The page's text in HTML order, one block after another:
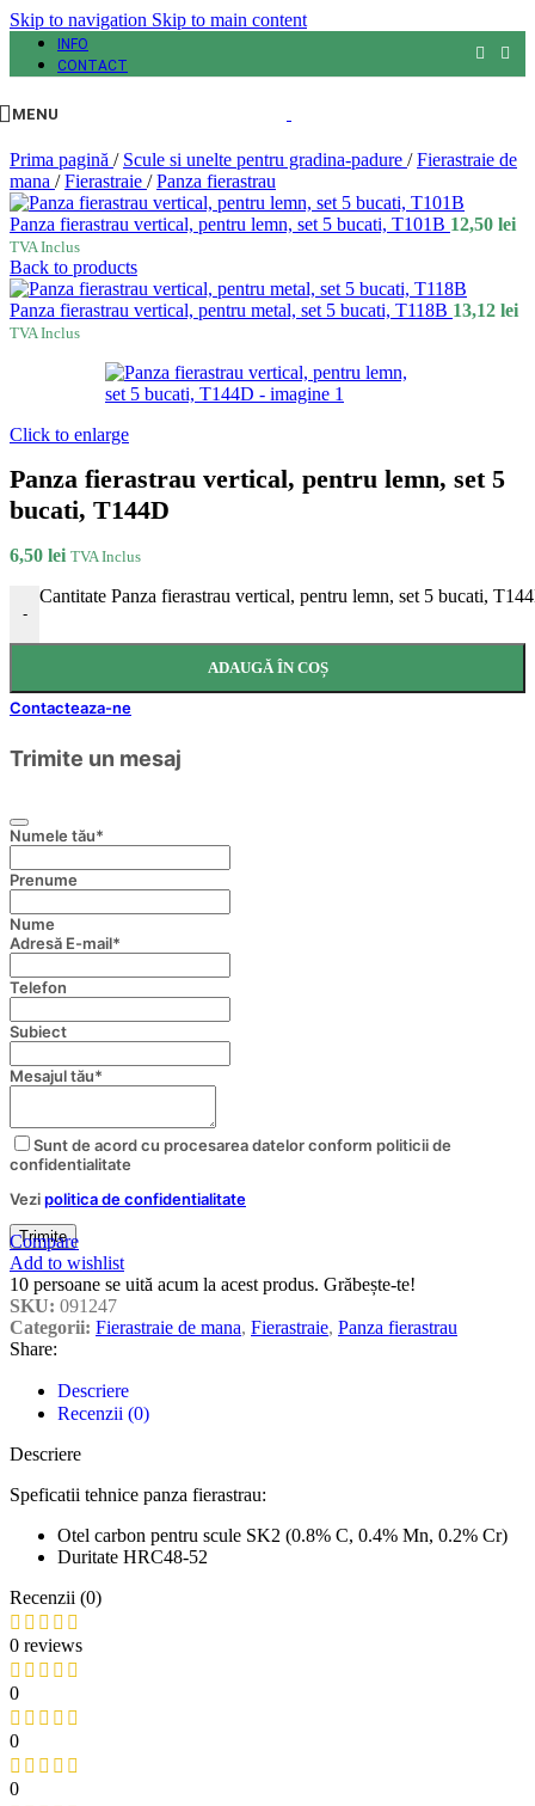
Skip to navigation Skip to main content
INFO
CONTACT
MENU
Prima pagină / Scule si unelte pentru gradina-padure / Fierastraie de
mana / Fierastraie / Panza fierastrau
Panza fierastrau vertical, pentru lemn, set 5 bucati, T101B 12,50 lei
TVA Inclus
Back to products
Panza fierastrau vertical, pentru metal, set 5 bucati, T118B 13,12 lei
TVA Inclus
Click to enlarge
Panza fierastrau vertical, pentru lemn, set 5
bucati, T144D
6,50 lei TVA Inclus
-
Cantitate Panza fierastrau vertical, pentru lemn, set 5 bucati,
ADAUGĂ ÎN COȘ
Contacteaza-ne
Trimite un mesaj
Numele tău*
Prenume
Nume
Adresă E-mail*
Telefon
Subiect
Mesajul tău*
Company
Name*
Sunt de acord cu procesarea datelor conform politicii de
confidentialitate
Vezipolitica de confidentialitate
Trimite
Compare
Add to wishlist
10 persoane se uită acum la acest produs. Grăbește-te!
SKU: 091247
Categorii: Fierastraie de mana, Fierastraie, Panza fierastrau
Share:
Descriere
Recenzii (0)
Descriere
Speficatii tehnice panza fierastrau:
Otel carbon pentru scule SK2 (0.8% C, 0.4% Mn, 0.2% Cr)
Duritate HRC48-52
Recenzii (0)
0 reviews
0
0
0